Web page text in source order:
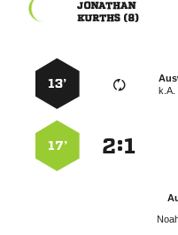

 
k.A.
13’
:
17’
